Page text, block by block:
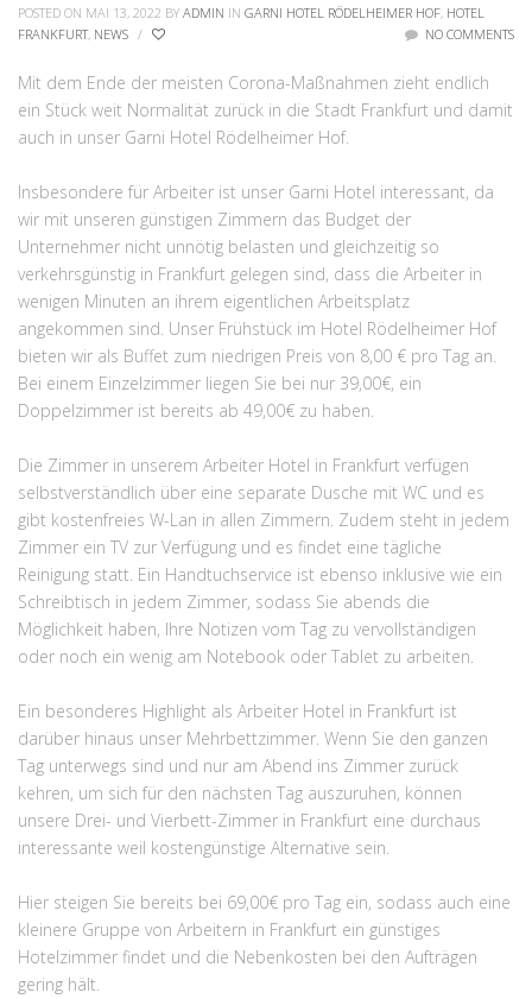
POSTED ON MAI 13, 2022 BY ADMIN IN GARNI HOTEL RÖDELHEIMER HOF, HOTEL
FRANKFURT, NEWS / NO COMMENTS
Mit dem Ende der meisten Corona-Maßnahmen zieht endlich
ein Stück weit Normalität zurück in die Stadt Frankfurt und damit
auch in unser Garni Hotel Rödelheimer Hof.
Insbesondere für Arbeiter ist unser Garni Hotel interessant, da
wir mit unseren günstigen Zimmern das Budget der
Unternehmer nicht unnötig belasten und gleichzeitig so
verkehrsgünstig in Frankfurt gelegen sind, dass die Arbeiter in
wenigen Minuten an ihrem eigentlichen Arbeitsplatz
angekommen sind. Unser Frühstück im Hotel Rödelheimer Hof
bieten wir als Buffet zum niedrigen Preis von 8,00 € pro Tag an.
Bei einem Einzelzimmer liegen Sie bei nur 39,00€, ein
Doppelzimmer ist bereits ab 49,00€ zu haben.
Die Zimmer in unserem Arbeiter Hotel in Frankfurt verfügen
selbstverständlich über eine separate Dusche mit WC und es
gibt kostenfreies W-Lan in allen Zimmern. Zudem steht in jedem
Zimmer ein TV zur Verfügung und es findet eine tägliche
Reinigung statt. Ein Handtuchservice ist ebenso inklusive wie ein
Schreibtisch in jedem Zimmer, sodass Sie abends die
Möglichkeit haben, Ihre Notizen vom Tag zu vervollständigen
oder noch ein wenig am Notebook oder Tablet zu arbeiten.
Ein besonderes Highlight als Arbeiter Hotel in Frankfurt ist
darüber hinaus unser Mehrbettzimmer. Wenn Sie den ganzen
Tag unterwegs sind und nur am Abend ins Zimmer zurück
kehren, um sich für den nächsten Tag auszuruhen, können
unsere Drei- und Vierbett-Zimmer in Frankfurt eine durchaus
interessante weil kostengünstige Alternative sein.
Hier steigen Sie bereits bei 69,00€ pro Tag ein, sodass auch eine
kleinere Gruppe von Arbeitern in Frankfurt ein günstiges
Hotelzimmer findet und die Nebenkosten bei den Aufträgen
gering hält.